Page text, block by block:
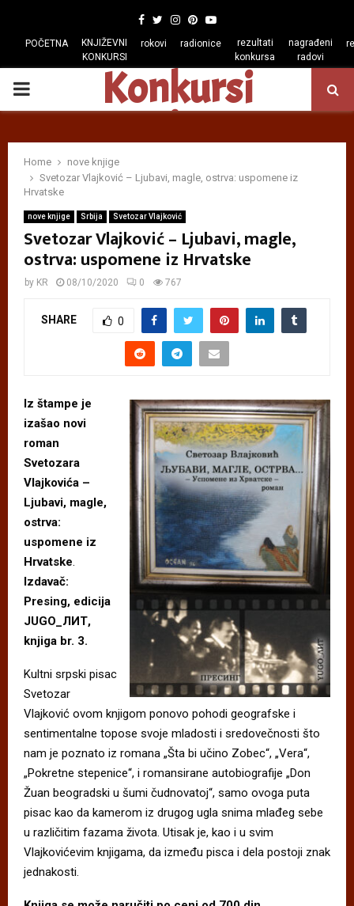
Facebook
TwitterInstagram
Pinterest
Youtube
POČETNA
KNJIŽEVNI
KONKURSI
rokovi radionice
rezultati
konkursa
nagrađeni
radovi
PRIMARY
Konkursi
regiona
Home
nove knjige
Svetozar Vlajković – Ljubavi, magle, ostrva: uspomene iz
Hrvatske
nove knjige Srbija Svetozar Vlajković
Svetozar Vlajković – Ljubavi, magle,
ostrva: uspomene iz Hrvatske
by KR 08/10/2020 0 767
SHARE 0
Iz štampe je
izašao novi
roman
Svetozara
Vlajkovića –
Ljubavi, magle,
ostrva:
uspomene iz
Hrvatske
Izdavač:
Presing, edicija
JUGO_ЛИТ,
knjiga br. 3.
Kultni srpski pisac
Svetozar
Vlajković ovom knjigom ponovo pohodi geografske i
sentimentalne topose svoje mladosti i sredovečnosti što
nam je poznato iz romana „Šta bi učino Zobec“, „Vera“,
„Pokretne stepenice“, i romansirane autobiografije „Don
Žuan beogradski u šumi čudnovatoj“, samo ovoga puta
pisac kao da kamerom iz drugog ugla snima mlađeg sebe
u različitim fazama života. Utisak je, kao i u svim
Vlajkovićevim knjigama, da između pisca i dela postoji znak
jednakosti.